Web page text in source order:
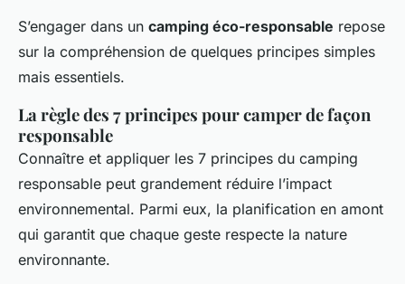
S’engager dans un camping éco-responsable repose
sur la compréhension de quelques principes simples
mais essentiels.
La règle des 7 principes pour camper de façon
responsable
Connaître et appliquer les 7 principes du camping
responsable peut grandement réduire l’impact
environnemental. Parmi eux, la planification en amont
qui garantit que chaque geste respecte la nature
environnante.